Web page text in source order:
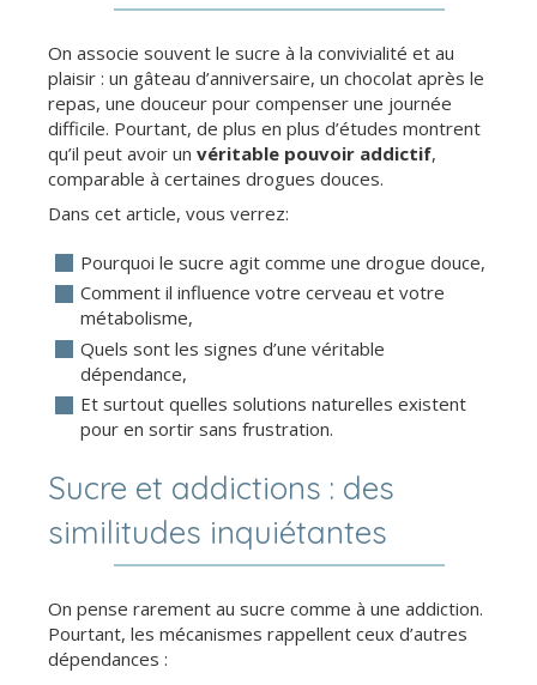
On associe souvent le sucre à la convivialité et au
plaisir : un gâteau d’anniversaire, un chocolat après le
repas, une douceur pour compenser une journée
difficile. Pourtant, de plus en plus d’études montrent
qu’il peut avoir un véritable pouvoir addictif,
comparable à certaines drogues douces.
Dans cet article, vous verrez:
Pourquoi le sucre agit comme une drogue douce,
Comment il influence votre cerveau et votre
métabolisme,
Quels sont les signes d’une véritable
dépendance,
Et surtout quelles solutions naturelles existent
pour en sortir sans frustration.
Sucre et addictions : des
similitudes inquiétantes
On pense rarement au sucre comme à une addiction.
Pourtant, les mécanismes rappellent ceux d’autres
dépendances :